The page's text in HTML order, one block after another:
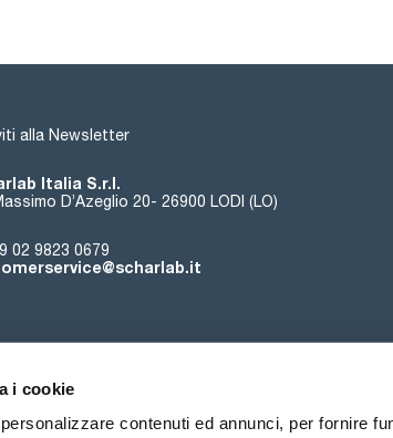
i cookie
contenuti ed annunci, per fornire
alla Newsletter
Italia S.r.l.
D’Azeglio 20- 26900 LODI (LO)
02 9823 0679